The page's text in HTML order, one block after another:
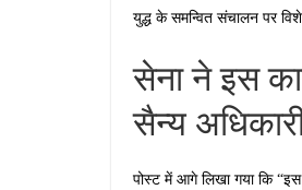
युद्ध के समन्वित संचालन पर
सेना ने इस
सैन्य
पोस्ट में आगे लिखा गया कि